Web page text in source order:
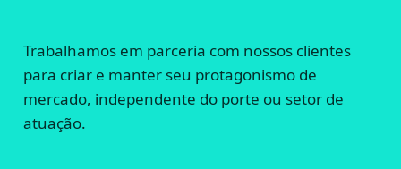
Trabalhamos em parceria com nossos clientes
para criar e manter seu protagonismo de
mercado, independente do porte ou setor de
atuação.